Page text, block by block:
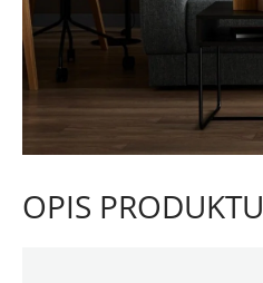
OPIS PRODUKTU